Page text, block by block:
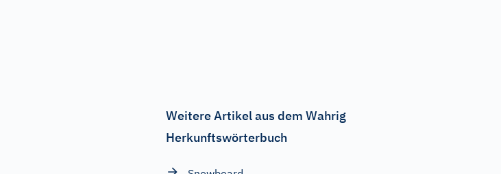
Weitere Artikel aus dem Wahrig
Herkunftswörterbuch